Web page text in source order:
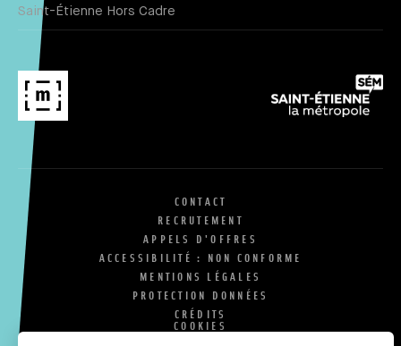
Saint-Étienne Hors Cadre
CONTACT
RECRUTEMENT
APPELS D'OFFRES
ACCESSIBILITÉ : NON CONFORME
MENTIONS LÉGALES
PROTECTION DONNÉES
CRÉDITS
COOKIES